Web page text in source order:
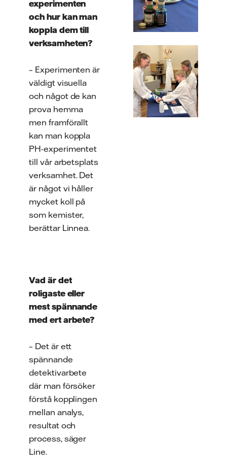
experimenten
och hur kan man
koppla dem till
verksamheten?
– Experimenten är
väldigt visuella
och något de kan
prova hemma
men framförallt
kan man koppla
PH-experimentet
till vår arbetsplats
verksamhet. Det
är något vi håller
mycket koll på
som kemister,
berättar Linnea.
Vad är det
roligaste eller
mest spännande
med ert arbete?
– Det är ett
spännande
detektivarbete
där man försöker
förstå kopplingen
mellan analys,
resultat och
process, säger
Line.